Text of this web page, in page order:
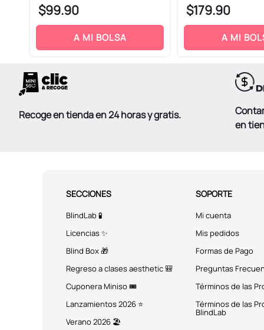
$99.90
A MI BOLSA
$179.90
A MI
Recoge en tienda en 24 horas y gratis.
en
SECCIONES
BlindLab 🧪
Licencias ✨
Blind Box 🎁
Regreso a clases aesthetic 🎒
Cuponera Miniso 🎟️
Lanzamientos 2026 ⭐
Verano 2026 🏖️
SOPORTE
Mi cuenta
Mis pedidos
Formas de Pago
Preguntas
Términos de las
Términos de las
BlindLab